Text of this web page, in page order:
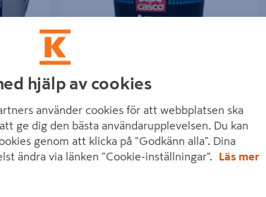
105 kr/ ST
hjälp av cookies
använder cookies för att webbplatsen ska
ge dig den bästa användarupplevelsen. Du kan
genom att klicka på "Godkänn alla". Dina
ändra via länken "Cookie-inställningar".
Läs mer